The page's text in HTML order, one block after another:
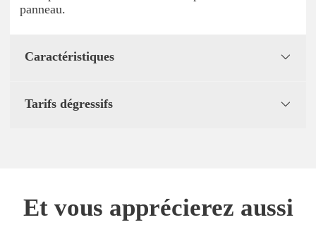
panneau.
Caractéristiques
Tarifs dégressifs
Et vous apprécierez aussi